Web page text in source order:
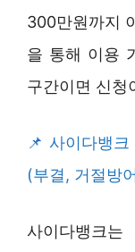
300만원까지
을 통해 이용
구간이면 신청
사이다뱅
(부결, 거절방
사이다뱅크는